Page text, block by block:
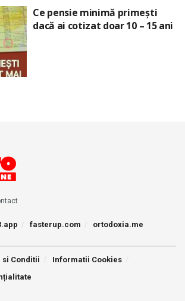
Ce pensie minimă primești
dacă ai cotizat doar 10 – 15 ani
fasterup.com ortodoxia.me
si Conditii
Informatii Cookies